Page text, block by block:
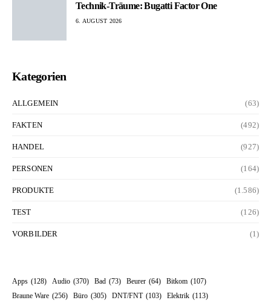
Technik-Träume: Bugatti Factor One
6. AUGUST 2026
Kategorien
ALLGEMEIN (63)
FAKTEN (492)
HANDEL (927)
PERSONEN (164)
PRODUKTE (1.586)
TEST (126)
VORBILDER (1)
Apps (128) Audio (370) Bad (73) Beurer (64) Bitkom (107)
Braune Ware (256) Büro (305) DNT/FNT (103) Elektrik (113)